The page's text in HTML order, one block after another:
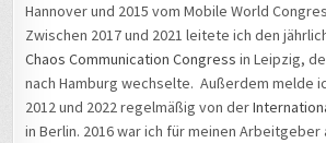
Hannover und 2015 vom Mobile World
Zwischen 2017 und 2021 leitete ich den
Chaos Communication Congress in Leipzig,
nach Hamburg wechselte. Außerdem melde
2012 und 2022 regelmäßig von der
in Berlin. 2016 war ich für meinen